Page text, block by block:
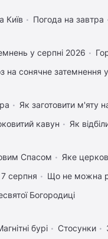
Київ Погода на завтра
у серпні 2026
на сонячне затемнення
Як заготовити м'яту
кавун Як
Спасом Яке
серпня
Що не можна
Богородиці
бурі Стосунки